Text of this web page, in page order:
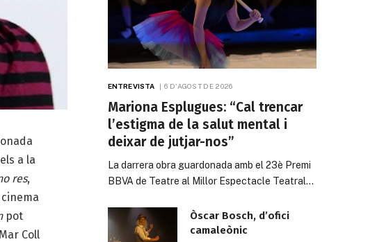
a la
res,
pot
Coll
ENTREVISTA 6 D'AGOST DE 2026
Mariona Esplugues: “Cal trencar
l’estigma de la salut mental i
deixar de jutjar-nos”
La darrera obra guardonada amb el 23è Premi
BBVA de Teatre al Millor Espectacle Teatral…
Òscar Bosch, d’ofici
camaleònic